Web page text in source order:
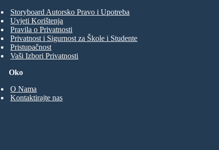
Oko
O Nama
Kontaktirajte nas
Storyboard Autorsko Pravo i Upotreba
Uvjeti Korištenja
Pravila o Privatnosti
Privatnost i Sigurnost za Škole i Studente
Pristupačnost
Vaši Izbori Privatnosti